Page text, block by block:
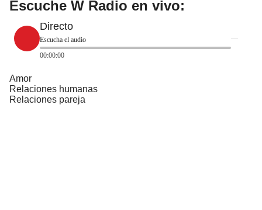
Escuche W Radio en vivo:
Directo
Escucha el audio
00:00:00
Amor
Relaciones humanas
Relaciones pareja